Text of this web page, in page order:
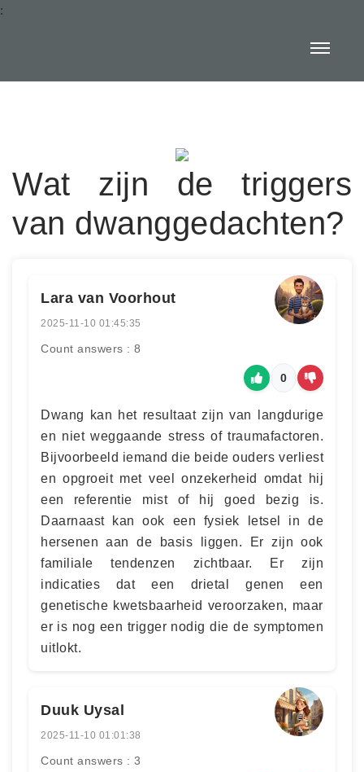
:
Wat zijn de triggers
van dwanggedachten?
Lara van Voorhout
2025-11-10 01:45:35
Count answers : 8
0
Dwang kan het resultaat zijn van langdurige
en niet weggaande stress of traumafactoren.
Bijvoorbeeld iemand die beide ouders verliest
en opgroeit met veel onzekerheid omdat hij
een referentie mist of hij goed bezig is.
Daarnaast kan ook een fysiek letsel in de
hersenen aan de basis liggen. Er zijn ook
familiale tendenzen zichtbaar. Er zijn
indicaties dat een drietal genen een
genetische kwetsbaarheid veroorzaken, maar
er is nog een trigger nodig die de symptomen
uitlokt.
Duuk Uysal
2025-11-10 01:01:38
Count answers : 3